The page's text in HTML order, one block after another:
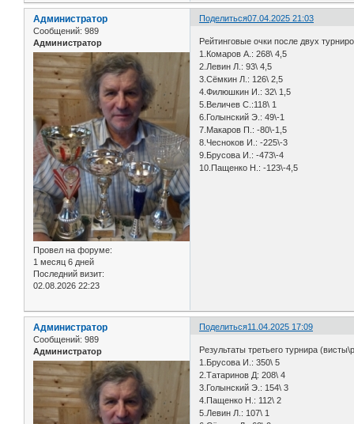
Поделиться07.04.2025 21:03
Администратор
Сообщений: 989
Администратор
Провел на форуме:
1 месяц 6 дней
Последний визит:
02.08.2026 22:23
Рейтинговые очки после двух
1.Комаров А.: 268\ 4,5
2.Левин Л.: 93\ 4,5
3.Сёмкин Л.: 126\ 2,5
4.Филюшкин И.: 32\ 1,5
5.Величев С.:118\ 1
6.Голынский Э.: 49\-1
7.Макаров П.: -80\-1,5
8.Чесноков И.: -225\-3
9.Брусова И.: -473\-4
10.Пащенко Н.: -123\-4,5
Поделиться11.04.2025 17:09
Администратор
Сообщений: 989
Администратор
Результаты третьего турнира
1.Брусова И.: 350\ 5
2.Татаринов Д: 208\ 4
3.Голынский Э.: 154\ 3
4.Пащенко Н.: 112\ 2
5.Левин Л.: 107\ 1